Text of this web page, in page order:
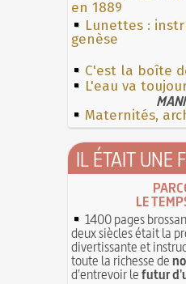
en 1889
Lunettes :
genèse
C'est la boîte
L'eau va
Maternités,
IL ÉTAIT UNE
LE
1400 pages
deux siècles était la
divertissante et
toute la richesse de
d'entrevoir lefutur